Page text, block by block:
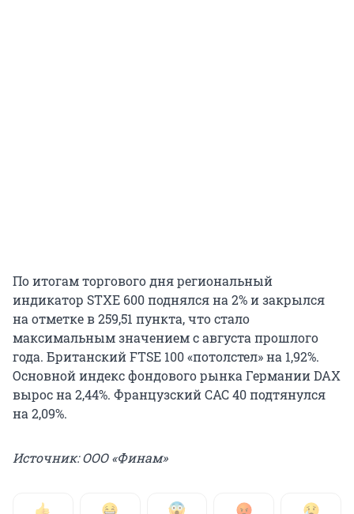
По итогам торгового дня региональный
индикатор STXE 600 поднялся на 2% и закрылся
на отметке в 259,51 пункта, что стало
максимальным значением с августа прошлого
года. Британский FTSE 100 «потолстел» на 1,92%.
Основной индекс фондового рынка Германии DAX
вырос на 2,44%. Французский CAC 40 подтянулся
на 2,09%.
Источник: ООО «Финам»